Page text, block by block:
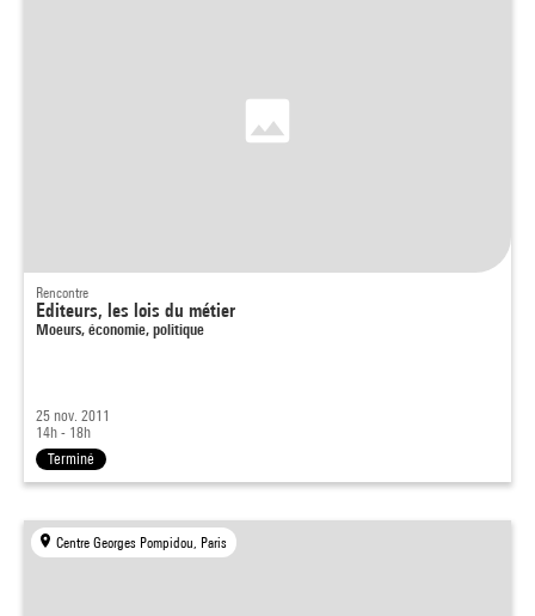
Rencontre
Editeurs, les lois du métier
Moeurs, économie, politique
25 nov. 2011
14h - 18h
Terminé
Centre Georges Pompidou, Paris